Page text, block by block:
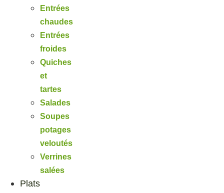
Entrées
chaudes
Entrées
froides
Quiches
et
tartes
Salades
Soupes
potages
veloutés
Verrines
salées
Plats